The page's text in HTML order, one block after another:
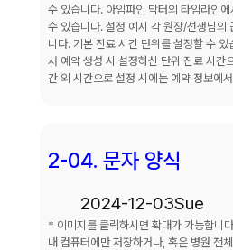
수 있습니다. 아임파인 닥터의 타임라인
수 있습니다. 설정 예시 각 원장/선생님의
니다. 기본 진료 시간 단위를 설정할 수 있
서 예약 생성 시 설정하신 단위 진료 시간
간 외 시간으로 설정 시에는 예약 정보에
2-04. 문자 양식
2024-12-03Sue
* 이미지를 클릭하시면 확대가 가능합니
내 컴퓨터에만 저장하거나, 혹은 병원 전